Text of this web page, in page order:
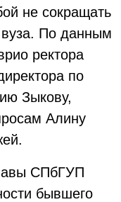
не сокращать
По данным
ректора
по
Зыкову,
Алину
СПбГУП
бывшего